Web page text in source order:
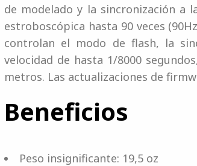
de modelado y la sincronización a
estroboscópica hasta 90 veces
controlan el modo de flash, la
velocidad de hasta 1/8000
metros. Las actualizaciones de
Beneficios
Peso insignificante: 19,5 oz